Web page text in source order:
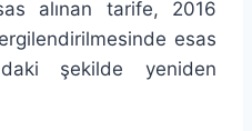
alınan tarife, 2016
esas
şekilde yeniden